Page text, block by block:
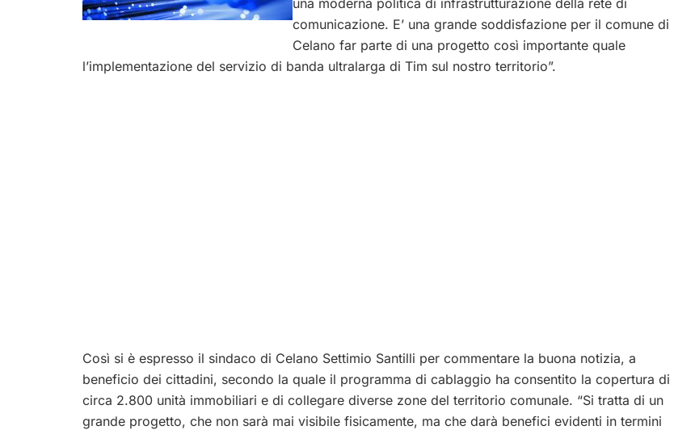
una moderna politica di infrastrutturazione della rete di
comunicazione. E’ una grande soddisfazione per il comune di
Celano far parte di una progetto così importante quale
l’implementazione del servizio di banda ultralarga di Tim sul nostro territorio”.
Così si è espresso il sindaco di Celano Settimio Santilli per commentare la buona notizia, a
beneficio dei cittadini, secondo la quale il programma di cablaggio ha consentito la copertura di
circa 2.800 unità immobiliari e di collegare diverse zone del territorio comunale. “Si tratta di un
grande progetto, che non sarà mai visibile fisicamente, ma che darà benefici evidenti in termini